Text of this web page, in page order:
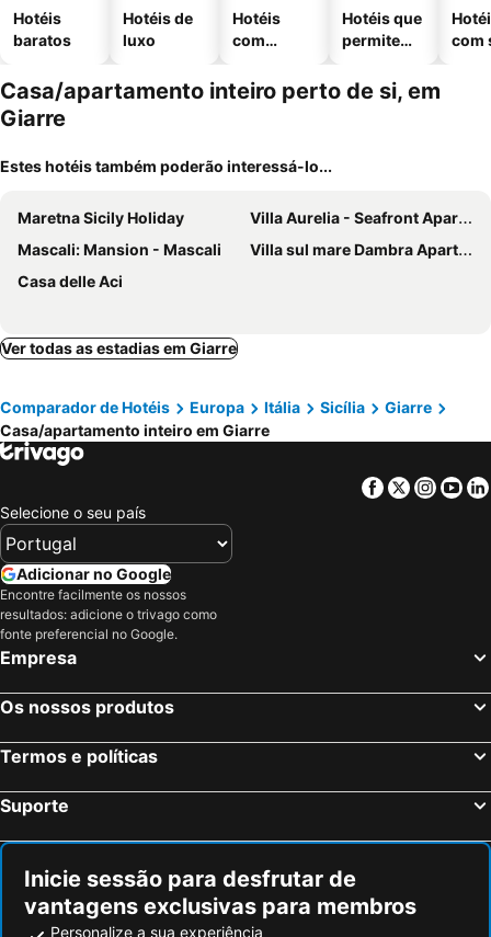
Hotéis
baratos
Hotéis de
luxo
Hotéis
com
Hotéis que
permitem
com
Casa/apartamento inteiro perto de si, em
Giarre
Estes hotéis também poderão interessá-lo...
Maretna Sicily Holiday
Villa Aurelia - Seafront Apartment With Terrace
Mascali: Mansion - Mascali
Villa sul mare Dambra Apartment
Casa delle Aci
Ver todas as estadias em Giarre
Comparador de Hotéis Europa Itália Sicília
Giarre
Casa/apartamento inteiro em Giarre
Facebook
Twitter
Selecione o seu país
Adicionar no Google
Encontre facilmente os nossos
resultados: adicione o trivago como
fonte preferencial no Google.
Empresa
Os nossos produtos
Termos e políticas
Suporte
Inicie sessão para desfrutar de
vantagens exclusivas para membros
Personalize a sua experiência